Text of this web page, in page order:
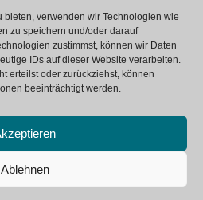
bieten, verwenden wir Technologien wie
zu speichern und/oder darauf
zustimmst, können wir Daten
IDs auf dieser Website verarbeiten.
erteilst oder zurückziehst, können
beeinträchtigt werden.
Ablehnen